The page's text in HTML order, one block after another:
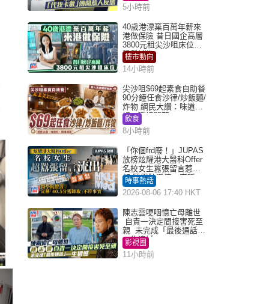
5小時前
40歲港漂棄百萬年薪來
港做保險 昔日國企高層
3800元租尖沙咀床位｜
租盤Million
樓市動向
14小時前
尖沙咀$69起素食自助餐
90分鐘任食沙律/炒飯麵/
炸物 網民大讚：味道
好，環境闊落
飲食
8小時前
「你個frd廢！」JUPAS
放榜炫耀港大醫科Offer
名校女生囂張留言惹眾
怒 醫學院澄清：宣稱
「40.5分獲錄取」不符事
實｜Juicy叮
時事熱話
2026-08-06 17:40 HKT
陳志雲哽咽憶亡母離世
自責一決定間接害死至
親 未完成「最後通話」
一生遺憾
影視圈
11小時前